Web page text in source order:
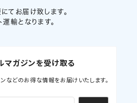
てお届け致します。
輸となります。
マガジンを受け取る
などのお得な情報をお届けいたします。